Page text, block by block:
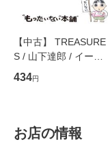
【中古】 TREASURE
S / 山下達郎 / イース
トウエスト・ジャパン
[CD]【メール便送料無
434円
お店の情報